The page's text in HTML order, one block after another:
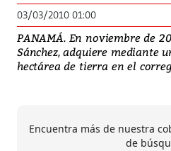
03/03/2010 01:00
PANAMÁ. En noviembre de
Sánchez, adquiere mediante
hectárea de tierra en el
Encuentra más de nuestra
de